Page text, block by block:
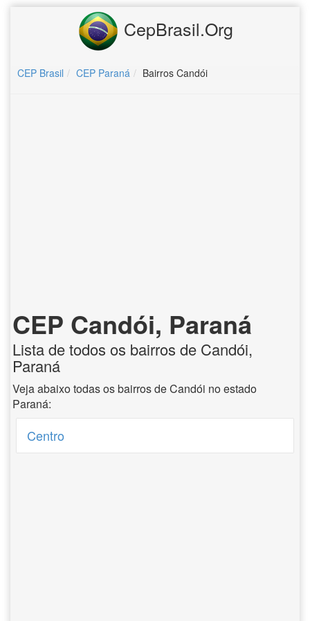
CepBrasil.Org
CEP Brasil CEP Paraná Bairros Candói
CEP Candói, Paraná
Lista de todos os bairros de Candói,
Paraná
Veja abaixo todas os bairros de Candói no estado
Paraná:
Centro